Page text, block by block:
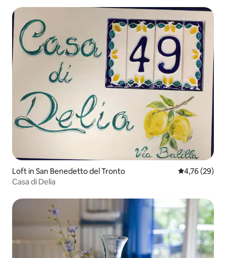
Loft in San Benedetto del Tronto
4,76 (29)
Casa di Delia